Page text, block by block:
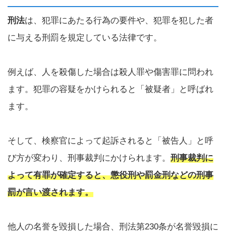
刑法は、犯罪にあたる行為の要件や、犯罪を犯した者
に与える刑罰を規定している法律です。
例えば、人を殺傷した場合は殺人罪や傷害罪に問われ
ます。犯罪の容疑をかけられると「被疑者」と呼ばれ
ます。
そして、検察官によって起訴されると「被告人」と呼
び方が変わり、刑事裁判にかけられます。 刑事裁判に
よって有罪が確定すると、懲役刑や罰金刑などの刑事
罰が言い渡されます。
他人の名誉を毀損した場合、刑法第230条が名誉毀損に